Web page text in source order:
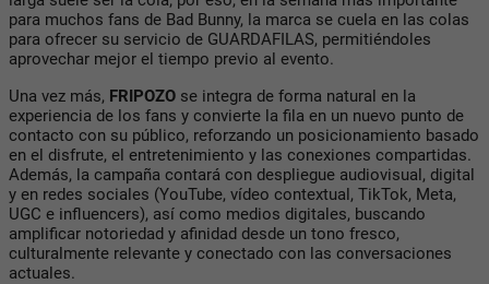
para muchos fans de Bad Bunny, la marca se cuela en las colas
para ofrecer su servicio de GUARDAFILAS, permitiéndoles
aprovechar mejor el tiempo previo al evento.
Una vez más, FRIPOZO se integra de forma natural en la
experiencia de los fans y convierte la fila en un nuevo punto de
contacto con su público, reforzando un posicionamiento basado
en el disfrute, el entretenimiento y las conexiones compartidas.
Además, la campaña contará con despliegue audiovisual, digital
y en redes sociales (YouTube, vídeo contextual, TikTok, Meta,
UGC e influencers), así como medios digitales, buscando
amplificar notoriedad y afinidad desde un tono fresco,
culturalmente relevante y conectado con las conversaciones
actuales.